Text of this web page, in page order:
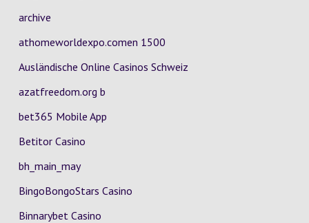
archive
athomeworldexpo.comen 1500
Ausländische Online Casinos Schweiz
azatfreedom.org b
bet365 Mobile App
Betitor Casino
bh_main_may
BingoBongoStars Casino
Binnarybet Casino